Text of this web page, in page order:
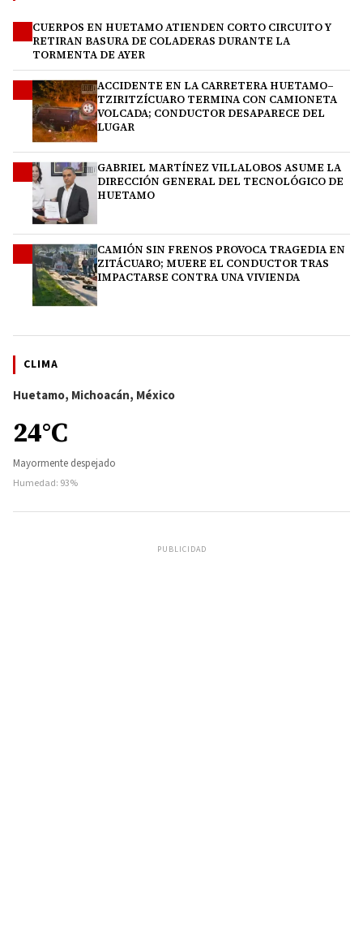
CUERPOS EN HUETAMO ATIENDEN CORTO CIRCUITO Y
RETIRAN BASURA DE COLADERAS DURANTE LA
TORMENTA DE AYER
ACCIDENTE EN LA CARRETERA HUETAMO–
TZIRITZÍCUARO TERMINA CON CAMIONETA
VOLCADA; CONDUCTOR DESAPARECE DEL
LUGAR
GABRIEL MARTÍNEZ VILLALOBOS ASUME LA
DIRECCIÓN GENERAL DEL TECNOLÓGICO DE
HUETAMO
CAMIÓN SIN FRENOS PROVOCA TRAGEDIA EN
ZITÁCUARO; MUERE EL CONDUCTOR TRAS
IMPACTARSE CONTRA UNA VIVIENDA
CLIMA
Huetamo, Michoacán, México
24°C
Mayormente despejado
Humedad: 93%
PUBLICIDAD